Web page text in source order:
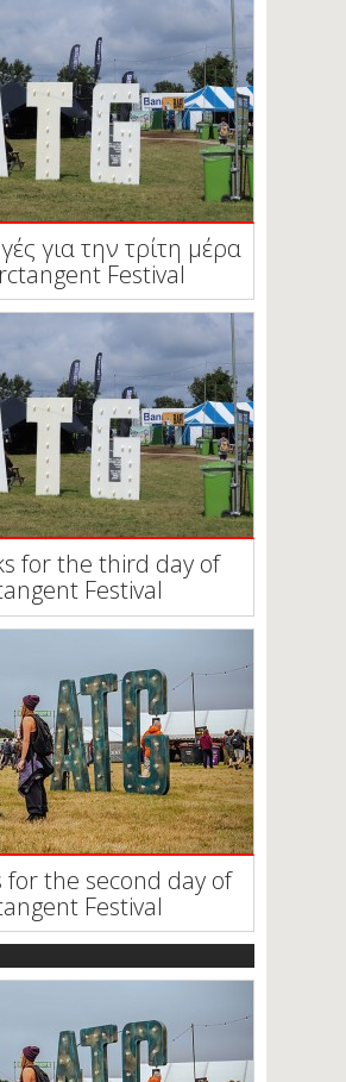
για την τρίτη μέρα
Festival
for the third day of
Festival
for the second day of
Festival